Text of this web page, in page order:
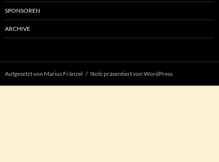
SPONSOREN
ARCHIVE
Aufgesetzt von Marius Fränzel Stolz präsentiert von WordPress